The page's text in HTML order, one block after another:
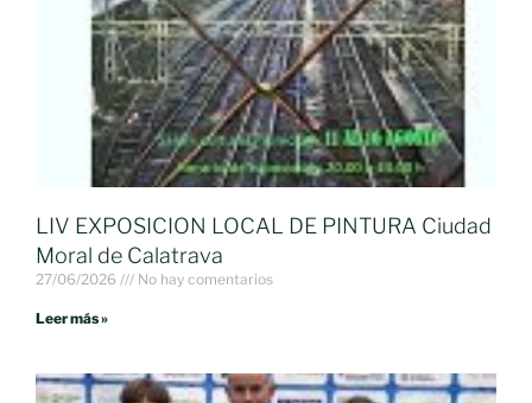
LIV EXPOSICION LOCAL DE PINTURA Ciudad
Moral de Calatrava
27/06/2026 No hay comentarios
Leer más »